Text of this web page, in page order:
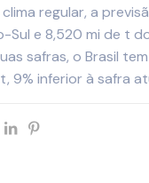
regular, a
Sul e 8,520 mi de t
safras, o Brasil
9% inferior à safra